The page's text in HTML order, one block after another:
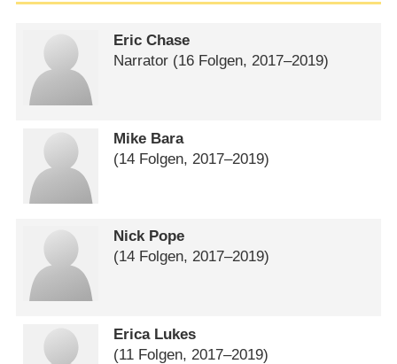
Eric Chase
Narrator (16 Folgen, 2017⁠–⁠2019)
Mike Bara
(14 Folgen, 2017⁠–⁠2019)
Nick Pope
(14 Folgen, 2017⁠–⁠2019)
Erica Lukes
(11 Folgen, 2017⁠–⁠2019)